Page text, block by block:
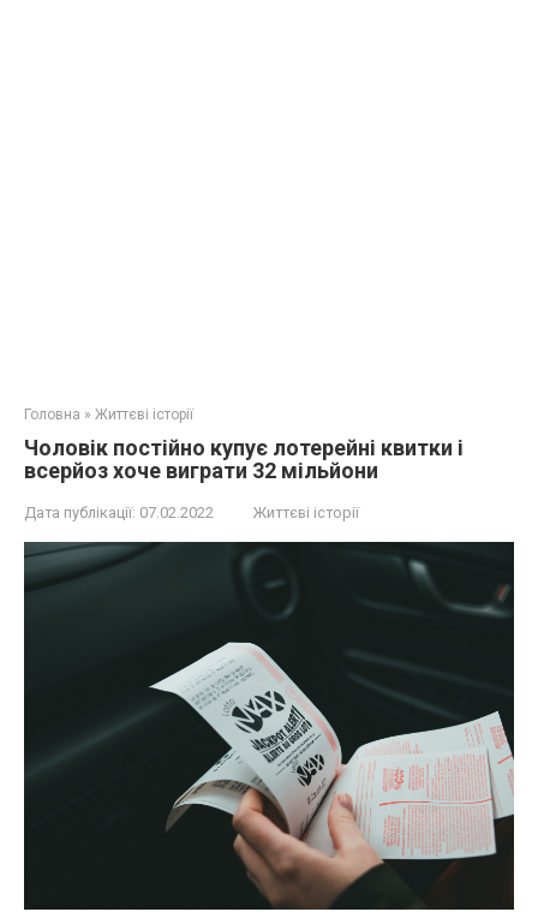
Головна » Життєві історії
Чоловік постійно купує лотерейні квитки і
всерйоз хоче виграти 32 мільйони
Дата публікації: 07.02.2022 Життєві історії